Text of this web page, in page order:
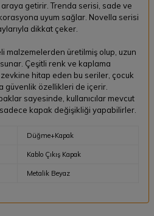
getirir. Trenda serisi, sade ve
uyum sağlar. Novella serisi
dikkat çeker.
malzemelerden üretilmiş olup, uzun
Çeşitli renk ve kaplama
zevkine hitap eden bu seriler, çocuk
güvenlik özellikleri de içerir.
sayesinde, kullanıcılar mevcut
kapak değişikliği yapabilirler.
Düğme+Kapak
Kablo Çıkış Kapak
Metalik Beyaz